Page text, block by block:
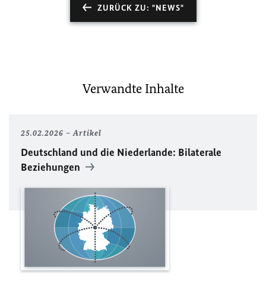
ZURÜCK ZU: "NEWS"
Verwandte Inhalte
25.02.2026 Artikel
Deutschland und die Niederlande: Bilaterale
Beziehungen